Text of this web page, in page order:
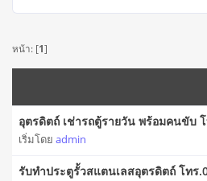
หน้า: [1]
อุตรดิตถ์ เช่ารถตู้รายวัน พร้อมคนขับ
เริ่มโดย admin
รับทำประตูรั้วสแตนเลสอุตรดิตถ์ โทร